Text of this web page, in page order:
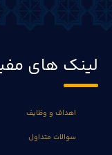
لینک های
اهداف و وظایف
سوالات متداول